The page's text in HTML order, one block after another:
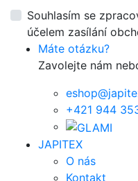
Souhlasím se
účelem zasílání
Máte otázku?
Zavolejte nám
+421 944
JAPITEX
O nás
Kontakt